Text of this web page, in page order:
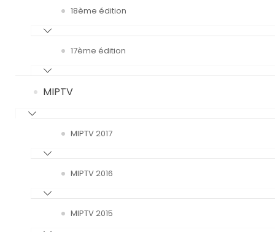
18ème édition
17ème édition
MIPTV
MIPTV 2017
MIPTV 2016
MIPTV 2015